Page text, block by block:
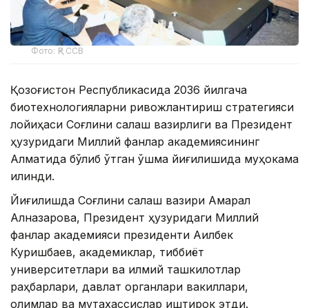
Фото: ҚР ССВ
Қозоғистон Республикасида 2036 йилгача
биотехнологияларни ривожлантириш стратегияси
лойиҳаси Соғлиқни сақлаш вазирлиги ва Президент
ҳузуридаги Миллий фанлар академиясининг
Алматида бўлиб ўтган қўшма йиғилишида муҳокама
қилинди.
Йиғилишда Соғлиқни сақлаш вазири Ақмарал
Алназарова, Президент ҳузуридаги Миллий
фанлар академияси президенти Ақилбек
Куришбаев, академиклар, тиббиёт
университетлари ва илмий ташкилотлар
раҳбарлари, давлат органлари вакиллари,
олимлар ва мутахассислар иштирок этди.